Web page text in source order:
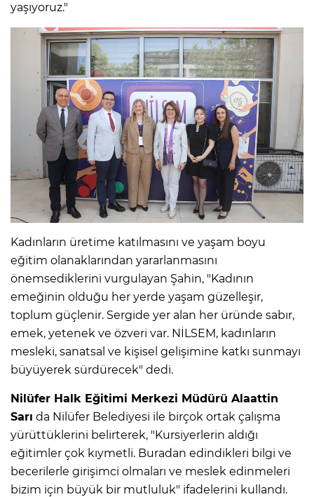
yaşıyoruz."
Kadınların üretime katılmasını ve yaşam boyu
eğitim olanaklarından yararlanmasını
önemsediklerini vurgulayan Şahin, "Kadının
emeğinin olduğu her yerde yaşam güzelleşir,
toplum güçlenir. Sergide yer alan her üründe sabır,
emek, yetenek ve özveri var. NİLSEM, kadınların
mesleki, sanatsal ve kişisel gelişimine katkı sunmayı
büyüyerek sürdürecek" dedi.
Nilüfer Halk Eğitimi Merkezi Müdürü Alaattin
Sarı da Nilüfer Belediyesi ile birçok ortak çalışma
yürüttüklerini belirterek, "Kursiyerlerin aldığı
eğitimler çok kıymetli. Buradan edindikleri bilgi ve
becerilerle girişimci olmaları ve meslek edinmeleri
bizim için büyük bir mutluluk" ifadelerini kullandı.